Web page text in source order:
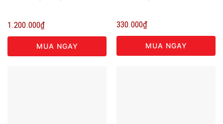
1.200.000₫
MUA NGAY
330.000₫
MUA NGAY